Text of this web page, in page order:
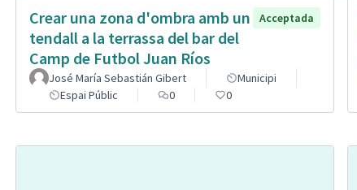
Crear una zona d'ombra amb un
tendall a la terrassa del bar del
Camp de Futbol Juan Ríos
Acceptada
José María Sebastián Gibert
Municipi
Espai Públic
0 0